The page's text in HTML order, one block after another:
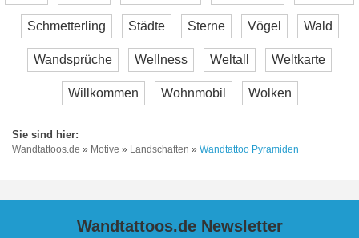
Schmetterling Städte Sterne Vögel Wald
Wandsprüche Wellness Weltall Weltkarte
Willkommen Wohnmobil Wolken
Wandtattoos.de » Motive » Landschaften » Wandtattoo Pyramiden
Wandtattoos.de Newsletter